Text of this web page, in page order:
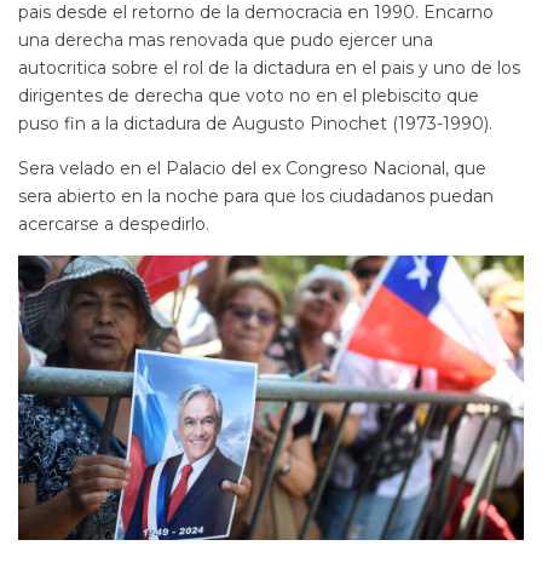
pais desde el retorno de la democracia en 1990. Encarno
una derecha mas renovada que pudo ejercer una
autocritica sobre el rol de la dictadura en el pais y uno de los
dirigentes de derecha que voto no en el plebiscito que
puso fin a la dictadura de Augusto Pinochet (1973-1990).
Sera velado en el Palacio del ex Congreso Nacional, que
sera abierto en la noche para que los ciudadanos puedan
acercarse a despedirlo.